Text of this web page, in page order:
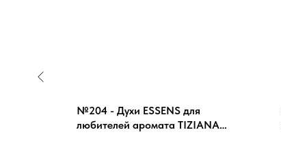
№204 - Духи ESSENS для
любителей аромата TIZIANA